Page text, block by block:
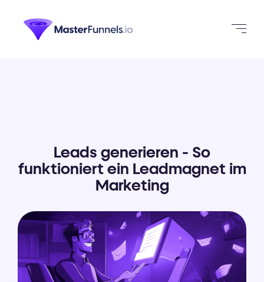
Leads generieren - So
funktioniert ein Leadmagnet im
Marketing